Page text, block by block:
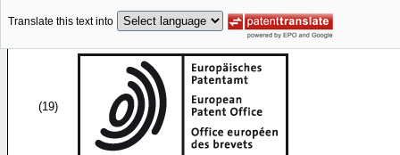
Translate this text into
(19)